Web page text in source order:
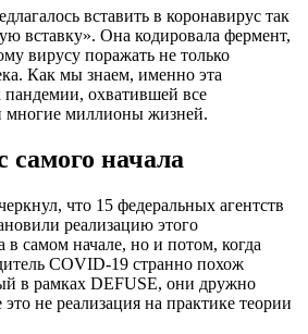
вставить в коронавирус так
вставку». Она кодировала фермент,
вирусу поражать не только
Как мы знаем, именно эта
пандемии, охватившей все
многие миллионы жизней.
самого начала
что 15 федеральных агентств
реализацию этого
в самом начале, но и потом, когда
COVID-19 странно похож
в рамках DEFUSE, они дружно
не реализация на практике теории